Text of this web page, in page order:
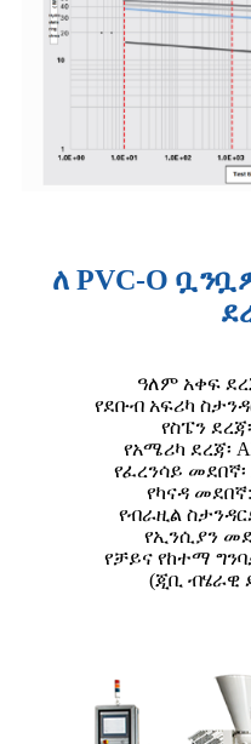
ለ PVC-O
ዓለም አቀፍ
የደቡብ አፍሪካ
የስፔን
የአሜሪካ ደረጃ፡
የፈረንሳይ መደበኛ፡
የካናዳ መደበኛ:
የብራዚል
የኢንሲያን
የቻይና የከተማ
(ጂቢ ብሄራዊ